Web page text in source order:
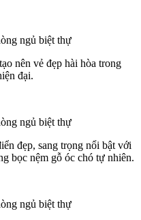
nên vẻ đẹp hài hòa trong
đại.
đẹp, sang trọng nổi bật với
bọc nệm gỗ óc chó tự nhiên.